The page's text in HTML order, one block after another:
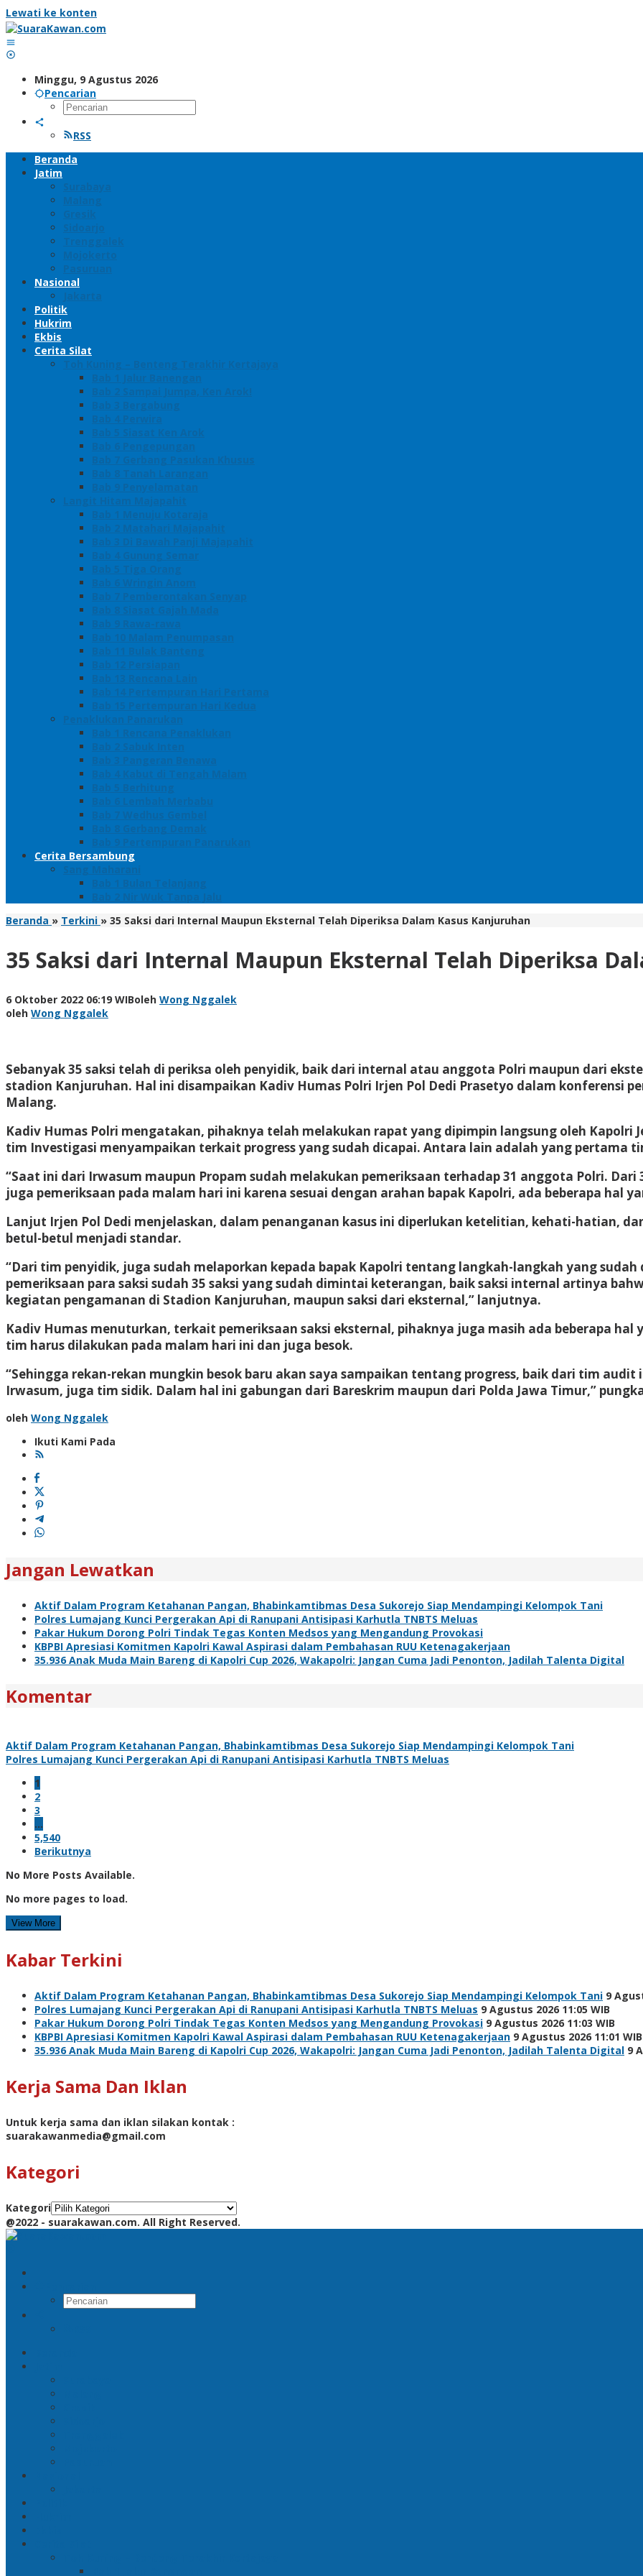
Lewati ke konten
Minggu, 9 Agustus 2026
Pencarian
RSS
Beranda
Jatim
Surabaya
Malang
Gresik
Sidoarjo
Trenggalek
Mojokerto
Pasuruan
Nasional
Jakarta
Politik
Hukrim
Ekbis
Cerita Silat
Toh Kuning – Benteng Terakhir Kertajaya
Bab 1 Jalur Banengan
Bab 2 Sampai Jumpa, Ken Arok!
Bab 3 Bergabung
Bab 4 Perwira
Bab 5 Siasat Ken Arok
Bab 6 Pengepungan
Bab 7 Gerbang Pasukan Khusus
Bab 8 Tanah Larangan
Bab 9 Penyelamatan
Langit Hitam Majapahit
Bab 1 Menuju Kotaraja
Bab 2 Matahari Majapahit
Bab 3 Di Bawah Panji Majapahit
Bab 4 Gunung Semar
Bab 5 Tiga Orang
Bab 6 Wringin Anom
Bab 7 Pemberontakan Senyap
Bab 8 Siasat Gajah Mada
Bab 9 Rawa-rawa
Bab 10 Malam Penumpasan
Bab 11 Bulak Banteng
Bab 12 Persiapan
Bab 13 Rencana Lain
Bab 14 Pertempuran Hari Pertama
Bab 15 Pertempuran Hari Kedua
Penaklukan Panarukan
Bab 1 Rencana Penaklukan
Bab 2 Sabuk Inten
Bab 3 Pangeran Benawa
Bab 4 Kabut di Tengah Malam
Bab 5 Berhitung
Bab 6 Lembah Merbabu
Bab 7 Wedhus Gembel
Bab 8 Gerbang Demak
Bab 9 Pertempuran Panarukan
Cerita Bersambung
Sang Maharani
Bab 1 Bulan Telanjang
Bab 2 Nir Wuk Tanpa Jalu
Beranda » Terkini » 35 Saksi dari Internal Maupun Eksternal Telah Diperiksa Dalam Kasus Kanjuruhan
35 Saksi dari Internal Maupun Eksternal Telah Diperiksa
6 Oktober 2022 06:19 WIBoleh Wong Nggalek
oleh Wong Nggalek
Sebanyak 35 saksi telah di periksa oleh penyidik, baik dari internal atau anggota Polri maupun dari
stadion Kanjuruhan. Hal ini disampaikan Kadiv Humas Polri Irjen Pol Dedi Prasetyo dalam konferensi
Malang.
Kadiv Humas Polri mengatakan, pihaknya telah melakukan rapat yang dipimpin langsung oleh Kapolri
tim Investigasi menyampaikan terkait progress yang sudah dicapai. Antara lain adalah yang pertama
“Saat ini dari Irwasum maupun Propam sudah melakukan pemeriksaan terhadap 31 anggota Polri.
juga pemeriksaan pada malam hari ini karena sesuai dengan arahan bapak Kapolri, ada beberapa hal
Lanjut Irjen Pol Dedi menjelaskan, dalam penanganan kasus ini diperlukan ketelitian, kehati-hatian,
betul-betul menjadi standar.
“Dari tim penyidik, juga sudah melaporkan kepada bapak Kapolri tentang langkah-langkah yang
pemeriksaan para saksi sudah 35 saksi yang sudah dimintai keterangan, baik saksi internal artinya
kegiatan pengamanan di Stadion Kanjuruhan, maupun saksi dari eksternal,” lanjutnya.
Kadiv Humas menuturkan, terkait pemeriksaan saksi eksternal, pihaknya juga masih ada beberapa
tim harus dilakukan pada malam hari ini dan juga besok.
“Sehingga rekan-rekan mungkin besok baru akan saya sampaikan tentang progress, baik dari tim
Irwasum, juga tim sidik. Dalam hal ini gabungan dari Bareskrim maupun dari Polda Jawa Timur,”
oleh Wong Nggalek
Ikuti Kami Pada
Jangan Lewatkan
Aktif Dalam Program Ketahanan Pangan, Bhabinkamtibmas Desa Sukorejo Siap Mendampingi Kelompok Tani
Polres Lumajang Kunci Pergerakan Api di Ranupani Antisipasi Karhutla TNBTS Meluas
Pakar Hukum Dorong Polri Tindak Tegas Konten Medsos yang Mengandung Provokasi
KBPBI Apresiasi Komitmen Kapolri Kawal Aspirasi dalam Pembahasan RUU Ketenagakerjaan
35.936 Anak Muda Main Bareng di Kapolri Cup 2026, Wakapolri: Jangan Cuma Jadi Penonton, Jadilah Talenta Digital
Komentar
Aktif Dalam Program Ketahanan Pangan, Bhabinkamtibmas Desa Sukorejo Siap Mendampingi Kelompok Tani
Polres Lumajang Kunci Pergerakan Api di Ranupani Antisipasi Karhutla TNBTS Meluas
1
2
3
…
5,540
Berikutnya
No More Posts Available.
No more pages to load.
View More
Kabar Terkini
Aktif Dalam Program Ketahanan Pangan, Bhabinkamtibmas Desa Sukorejo Siap Mendampingi Kelompok Tani 9
Polres Lumajang Kunci Pergerakan Api di Ranupani Antisipasi Karhutla TNBTS Meluas 9 Agustus 2026 11:05 WIB
Pakar Hukum Dorong Polri Tindak Tegas Konten Medsos yang Mengandung Provokasi 9 Agustus 2026 11:03 WIB
KBPBI Apresiasi Komitmen Kapolri Kawal Aspirasi dalam Pembahasan RUU Ketenagakerjaan 9 Agustus 2026 11:01 WIB
35.936 Anak Muda Main Bareng di Kapolri Cup 2026, Wakapolri: Jangan Cuma Jadi Penonton, Jadilah Talenta Digital 9
Kerja Sama Dan Iklan
Untuk kerja sama dan iklan silakan kontak :
suarakawanmedia@gmail.com
Kategori
Kategori
@2022 - suarakawan.com. All Right Reserved.